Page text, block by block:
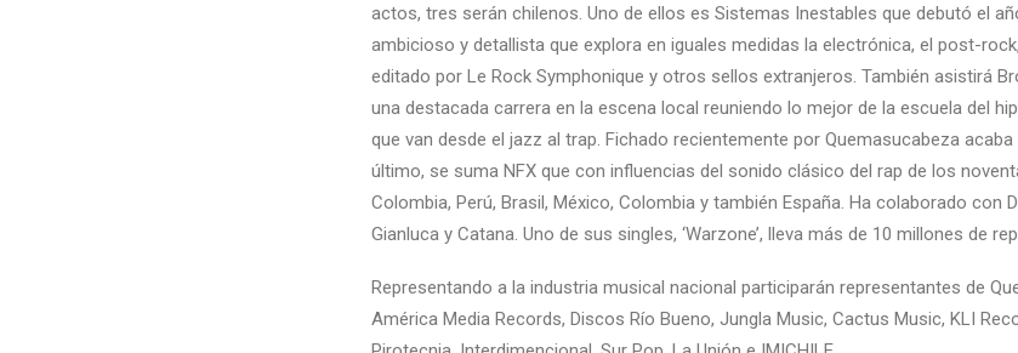
actos, tres serán chilenos. Uno de ellos es Sistemas Inestables que debutó el
ambicioso y detallista que explora en iguales medidas la electrónica, el post-
editado por Le Rock Symphonique y otros sellos extranjeros. También asistirá
una destacada carrera en la escena local reuniendo lo mejor de la escuela del
que van desde el jazz al trap. Fichado recientemente por Quemasucabeza acaba
último, se suma NFX que con influencias del sonido clásico del rap de los
Colombia, Perú, Brasil, México, Colombia y también España. Ha colaborado con
Gianluca y Catana. Uno de sus singles, ‘Warzone’, lleva más de 10 millones de
Representando a la industria musical nacional participarán representantes de
América Media Records, Discos Río Bueno, Jungla Music, Cactus Music, KLI